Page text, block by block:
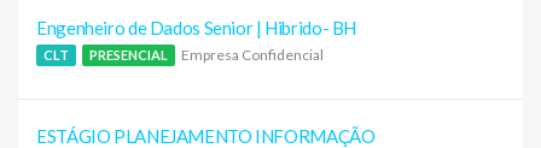
Engenheiro de Dados Senior | Hibrido- BH
CLT PRESENCIAL Empresa Confidencial
ESTÁGIO PLANEJAMENTO INFORMAÇÃO